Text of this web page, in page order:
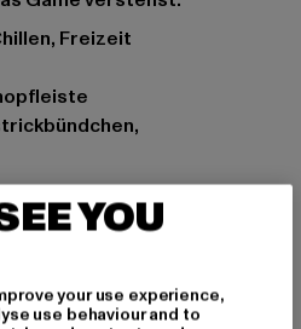
Freizeit
YOU
your use experience,
use behaviour and to